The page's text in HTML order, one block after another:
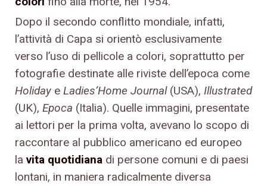
Dopo il secondo conflitto mondiale, infatti,
l’attività di Capa si orientò esclusivamente
verso l’uso di pellicole a colori, soprattutto per
fotografie destinate alle riviste dell’epoca come
Holiday e Ladies’Home Journal(USA), Illustrated
(UK), Epoca (Italia). Quelle immagini, presentate
ai lettori per la prima volta, avevano lo scopo di
raccontare al pubblico americano ed europeo
la vita quotidiana di persone comuni e di paesi
lontani, in maniera radicalmente diversa